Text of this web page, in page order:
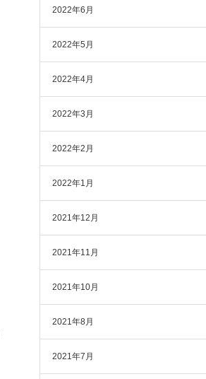
2022年6月
2022年5月
2022年4月
2022年3月
2022年2月
2022年1月
2021年12月
2021年11月
2021年10月
2021年8月
2021年7月